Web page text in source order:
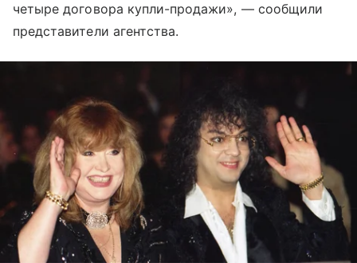
четыре договора купли-продажи», — сообщили
представители агентства.